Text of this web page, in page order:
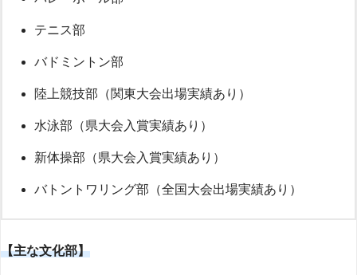
テニス部
バドミントン部
陸上競技部（関東大会出場実績あり）
水泳部（県大会入賞実績あり）
新体操部（県大会入賞実績あり）
バトントワリング部（全国大会出場実績あり）
【主な文化部】